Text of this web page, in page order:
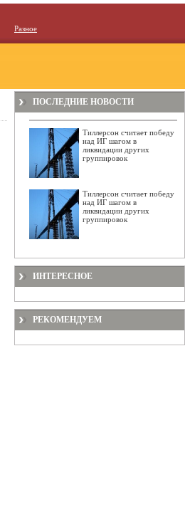
Разное
ПОСЛЕДНИЕ НОВОСТИ
Тиллерсон считает победу
над ИГ шагом в
ликвидации других
группировок
Тиллерсон считает победу
над ИГ шагом в
ликвидации других
группировок
ИНТЕРЕСНОЕ
РЕКОМЕНДУЕМ